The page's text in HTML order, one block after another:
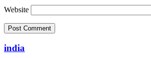
Website
india